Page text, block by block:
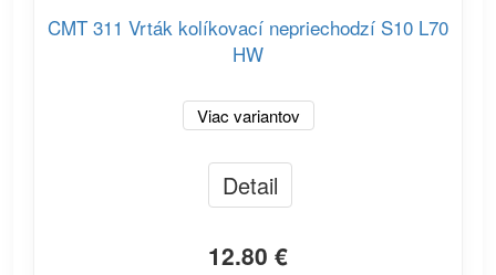
CMT 311 Vrták kolíkovací nepriechodzí S10 L70
HW
Viac variantov
Detail
12.80 €